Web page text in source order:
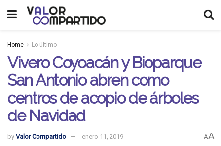
Home Lo último
Vivero Coyoacán y Bioparque
San Antonio abren como
centros de acopio de árboles
de Navidad
by Valor Compartido enero 11, 2019 AA